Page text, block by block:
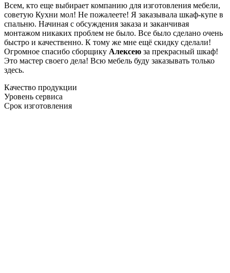
Всем, кто еще выбирает компанию для изготовления мебели,
советую Кухни мол! Не пожалеете! Я заказывала шкаф-купе в
спальню. Начиная с обсуждения заказа и заканчивая
монтажом никаких проблем не было. Все было сделано очень
быстро и качественно. К тому же мне ещё скидку сделали!
Огромное спасибо сборщику Алексею за прекрасный шкаф!
Это мастер своего дела! Всю мебель буду заказывать только
здесь.
Качество продукции
Уровень сервиса
Срок изготовления